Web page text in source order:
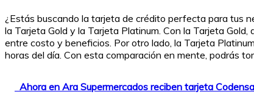
¿Estás buscando la tarjeta de crédito perfecta para tus
la Tarjeta Gold y la Tarjeta Platinum. Con la Tarjeta
entre costo y beneficios. Por otro lado, la Tarjeta
horas del día. Con esta comparación en mente, podrás
Ahora en Ara Supermercados reciben tarjeta Codensa